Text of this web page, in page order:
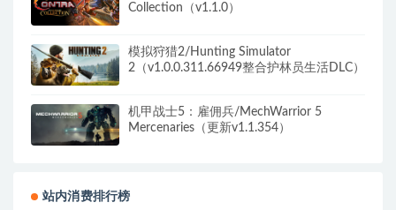
Collection（v1.1.0）
模拟狩猎2/Hunting Simulator
2（v1.0.0.311.66949整合护林员生活DLC）
机甲战士5：雇佣兵/MechWarrior 5
Mercenaries（更新v1.1.354）
站内消费排行榜